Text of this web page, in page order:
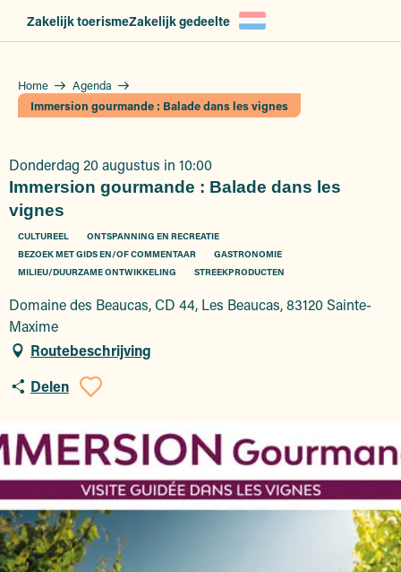
Zakelijk toerismeZakelijk gedeelte
Home
Agenda
Immersion gourmande : Balade dans les vignes
Donderdag 20 augustus in 10:00
Immersion gourmande : Balade dans les
vignes
CULTUREEL
ONTSPANNING EN RECREATIE
BEZOEK MET GIDS EN/OF COMMENTAAR
GASTRONOMIE
MILIEU/DUURZAME ONTWIKKELING
STREEKPRODUCTEN
Domaine des Beaucas, CD 44, Les Beaucas, 83120 Sainte-
Maxime
Routebeschrijving
Delen
Ajouter aux favoris